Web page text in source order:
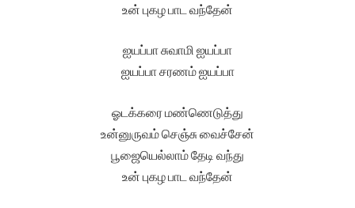
உன் புகழ பாட வந்தேன்
ஐயப்பா சுவாமி ஐயப்பா
ஐயப்பா சரணம் ஐயப்பா
ஓடக்கரை மண்ணெடுத்து
உன்னுருவம் செஞ்சு வைச்சேன்
பூஜையெல்லாம் தேடி வந்து
உன் புகழ பாட வந்தேன்